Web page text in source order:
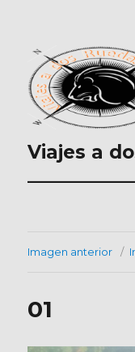
Viajes a
Imagen anterior
01